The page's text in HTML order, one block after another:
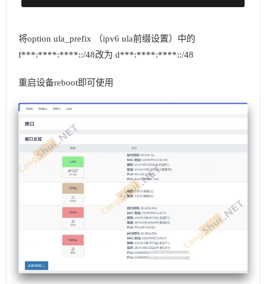
将option ula_prefix （ipv6 ula前缀设置）中的
f***:****:****::/48改为 d***:****:****::/48
重启设备reboot即可使用